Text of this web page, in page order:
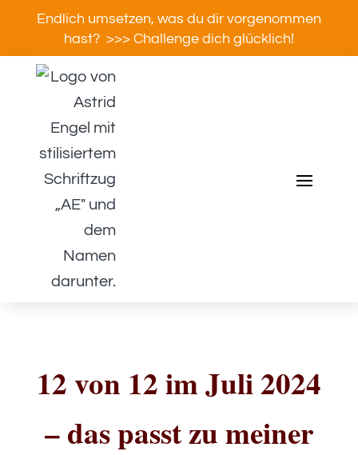
Endlich umsetzen, was du dir vorgenommen
hast? >>> Challenge dich glücklich!
12 von 12 im Juli 2024
– das passt zu meiner